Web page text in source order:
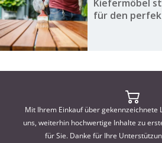
Kiefermöbel
für den
Mit Ihrem Einkauf über gekennzeichnete
uns, weiterhin hochwertige Inhalte zu
für Sie. Danke für Ihre